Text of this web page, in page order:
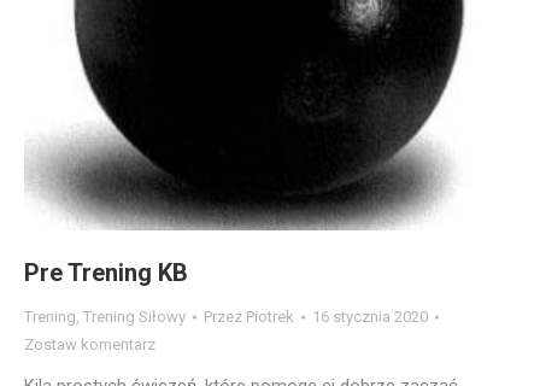
Pre Trening KB
Trening, Trening Siłowy Przez Piotrek
16 stycznia 2020
Zostaw komentarz